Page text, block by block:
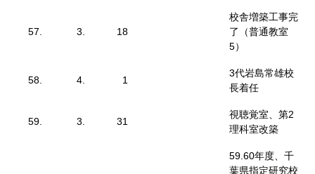
57. 3. 18
校舎増築工事完
了（普通教室
5）
58. 4. 1
3代岩島常雄校
長着任
59. 3. 31
視聴覚室、第2
理科室改築
59.60年度、千
葉県指定研究校